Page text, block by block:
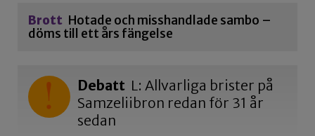
Brott Hotade och misshandlade sambo –
döms till ett års fängelse
Debatt L: Allvarliga brister på
Samzeliibron redan för 31 år
sedan